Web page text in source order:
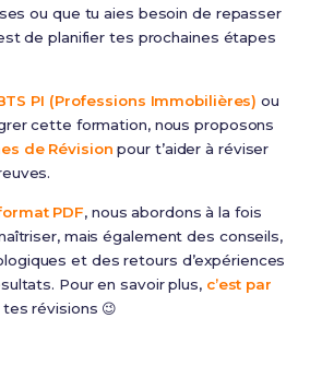
ou que tu aies besoin de repasser
de planifier tes prochaines étapes
PI (Professions Immobilières) ou
cette formation, nous proposons
de Révision pour t’aider à réviser
PDF, nous abordons à la fois
mais également des conseils,
et des retours d’expériences
Pour en savoir plus, c’est par
révisions 😉